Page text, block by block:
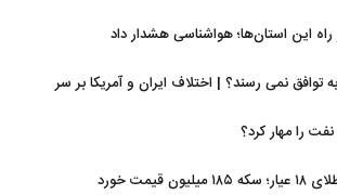
راه این استان‌ها؛ هواشناسی هشدار داد
توافق نمی رسند؟ | اختلاف ایران و آمریکا بر سر
را مهار کرد؟
خورد